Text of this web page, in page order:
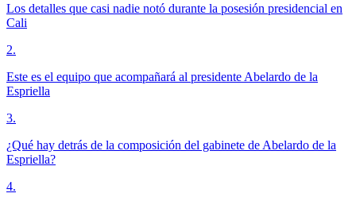
Los detalles que casi nadie notó durante la posesión presidencial en
Cali
2.
Este es el equipo que acompañará al presidente Abelardo de la
Espriella
3.
¿Qué hay detrás de la composición del gabinete de Abelardo de la
Espriella?
4.